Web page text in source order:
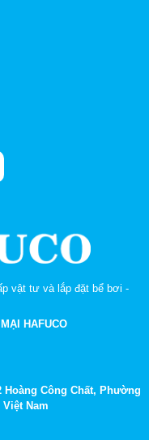
vật tư và lắp đặt bể bơi -
HAFUCO
Hoàng Công Chất, Phường
Nam